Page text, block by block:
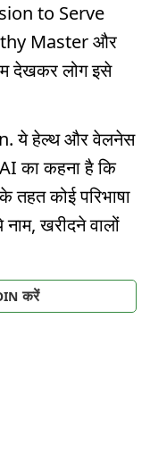
to Serve
Master और
देखकर लोग इसे
ये हेल्थ और वेलनेस
का कहना है कि
तहत कोई परिभाषा
नाम, खरीदने वालों
करें